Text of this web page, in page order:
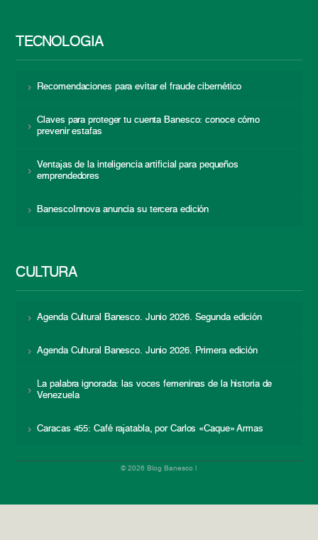
TECNOLOGÍA
Recomendaciones para evitar el fraude cibernético
Claves para proteger tu cuenta Banesco: conoce cómo
prevenir estafas
Ventajas de la inteligencia artificial para pequeños
emprendedores
BanescoInnova anuncia su tercera edición
CULTURA
Agenda Cultural Banesco. Junio 2026. Segunda edición
Agenda Cultural Banesco. Junio 2026. Primera edición
La palabra ignorada: las voces femeninas de la historia de
Venezuela
Caracas 455: Café rajatabla, por Carlos «Caque» Armas
© 2026 Blog Banesco |